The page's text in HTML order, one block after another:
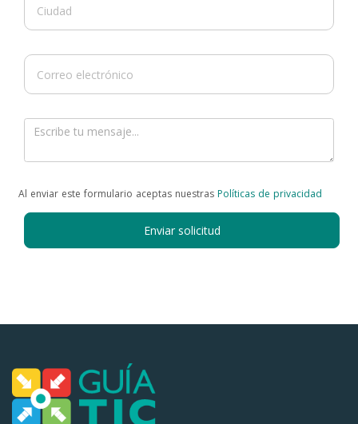
Al enviar este formulario aceptas nuestras Políticas de privacidad
Enviar solicitud